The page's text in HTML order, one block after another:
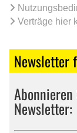
Verträge hier
Newsletter
Newsletter: